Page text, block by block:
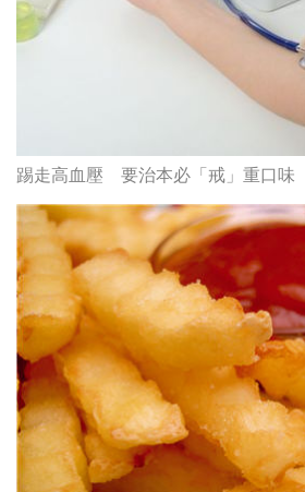
踢走高血壓 要治本必「戒」重口味